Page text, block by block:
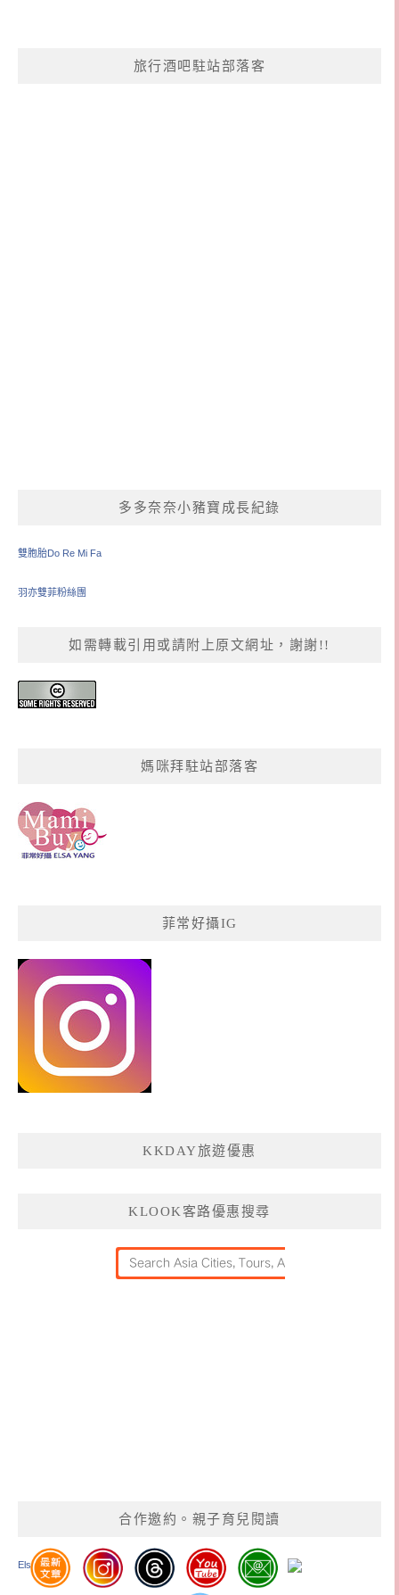
旅行酒吧駐站部落客
多多奈奈小豬寶成長紀錄
雙胞胎Do Re Mi Fa
羽亦雙菲粉絲團
如需轉載引用或請附上原文網址，謝謝!!
媽咪拜駐站部落客
菲常好攝IG
KKDAY旅遊優惠
KLOOK客路優惠搜尋
合作邀約。親子育兒閱讀
Elsa Yang